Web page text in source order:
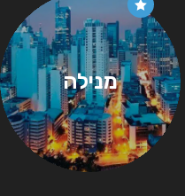
מנילה